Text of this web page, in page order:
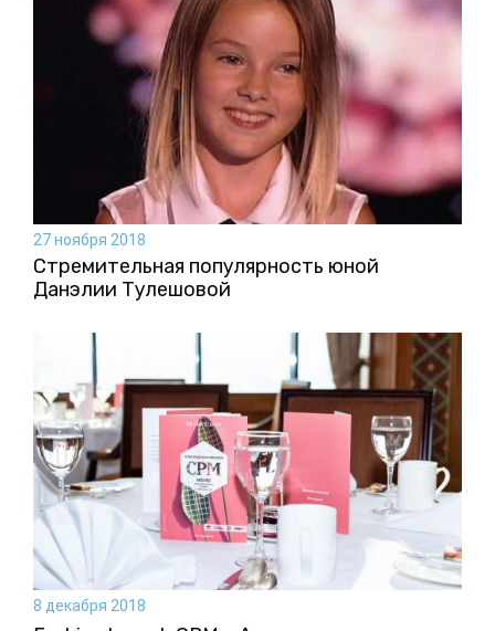
27 ноября 2018
Стремительная популярность юной
Данэлии Тулешовой
8 декабря 2018